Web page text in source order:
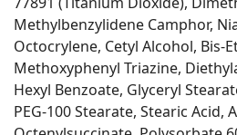
Methylbenzylidene Camphor,
Octocrylene, Cetyl Alcohol, Bis-
Methoxyphenyl Triazine,
Hexyl Benzoate, Glyceryl
PEG-100 Stearate, Stearic Acid,